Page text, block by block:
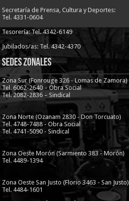
Secretaría de Prensa, Cultura y Deportes:
Tel. 4331-0604
Tesorería: Tel. 4342-6149
Jubilados/as: Tel. 4342-4370
Sedes Zonales
Zona Sur (Fonrouge 326 - Lomas de Zamora)
Tel. 6062-2640 – Obra Social
Tel. 2082-2836 – Sindical
Zona Norte (Ozanam 2830 - Don Torcuato)
Tel. 4748-7488 - Obra Social
Tel. 4741-5090 - Sindical
Zona Oeste Morón (Sarmiento 383 - Morón)
Tel. 4489-1394
Zona Oeste San Justo (Florio 3463 - San Justo)
Tel. 4484-1601